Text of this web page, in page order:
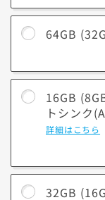
128GB
の開発な
適。
64GB
16GB
トシンク
詳細はこちら
32GB